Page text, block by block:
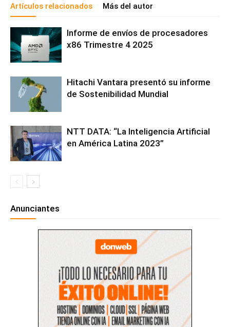
Artículos relacionados Más del autor
Informe de envíos de procesadores
x86 Trimestre 4 2025
Hitachi Vantara presentó su informe
de Sostenibilidad Mundial
NTT DATA: “La Inteligencia Artificial
en América Latina 2023”
Anunciantes